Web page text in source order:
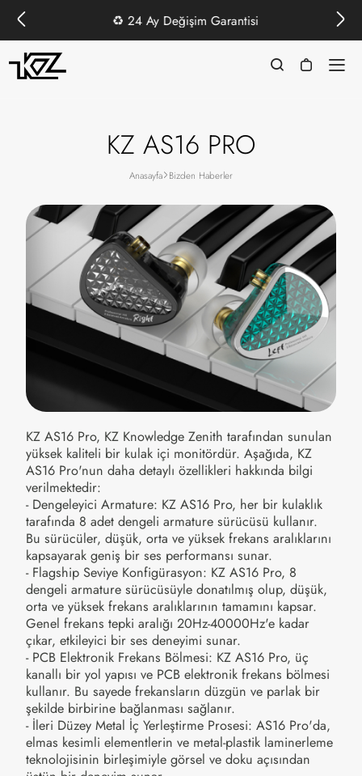
♻️ 24 Ay Değişim Garantisi
KZ AS16 PRO
Anasayfa Bizden Haberler
KZ AS16 Pro, KZ Knowledge Zenith tarafından sunulan
yüksek kaliteli bir kulak içi monitördür. Aşağıda, KZ
AS16 Pro'nun daha detaylı özellikleri hakkında bilgi
verilmektedir:
- Dengeleyici Armature: KZ AS16 Pro, her bir kulaklık
tarafında 8 adet dengeli armature sürücüsü kullanır.
Bu sürücüler, düşük, orta ve yüksek frekans aralıklarını
kapsayarak geniş bir ses performansı sunar.
- Flagship Seviye Konfigürasyon: KZ AS16 Pro, 8
dengeli armature sürücüsüyle donatılmış olup, düşük,
orta ve yüksek frekans aralıklarının tamamını kapsar.
Genel frekans tepki aralığı 20Hz-40000Hz'e kadar
çıkar, etkileyici bir ses deneyimi sunar.
- PCB Elektronik Frekans Bölmesi: KZ AS16 Pro, üç
kanallı bir yol yapısı ve PCB elektronik frekans bölmesi
kullanır. Bu sayede frekansların düzgün ve parlak bir
şekilde birbirine bağlanması sağlanır.
- İleri Düzey Metal İç Yerleştirme Prosesi: AS16 Pro'da,
elmas kesimli elementlerin ve metal-plastik laminerleme
teknolojisinin birleşimiyle görsel ve doku açısından